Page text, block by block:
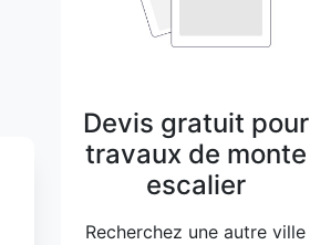
Devis gratuit pour
travaux de monte
escalier
Recherchez une autre ville